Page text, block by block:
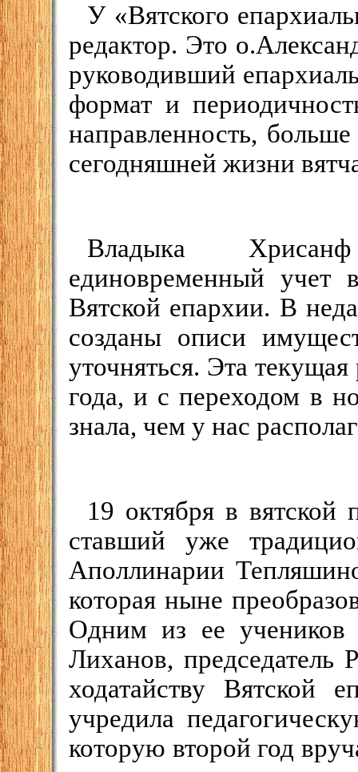
У «Вятского
редактор. Это
руководивший
формат и
направленность,
сегодняшней жизни
Владыка
единовременный учет
Вятской епархии. В
созданы описи
уточняться. Эта
года, и с переходом в
знала, чем у нас
19 октября в вятской
ставший уже
Аполлинарии
которая ныне
Одним из ее учеников
Лиханов, председатель
ходатайству Вятской
учредила
которую второй год